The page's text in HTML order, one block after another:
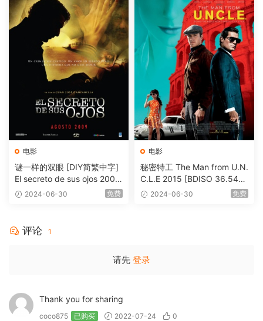
电影
谜一样的双眼 [DIY简繁中字]
El secreto de sus ojos 2009
1080p Blu-ray AVC DTS-HD
2024-06-30 免费
电影
秘密特工 The Man from U.N.
C.L.E 2015 [BDISO 36.54G
B] 2024-06-30 免费
评论 1
请先 登录
Thank you for sharing
coco875 已购买 2022-07-24 0